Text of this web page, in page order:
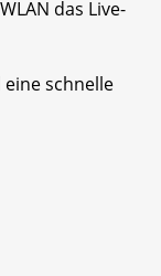
das Live-
schnelle